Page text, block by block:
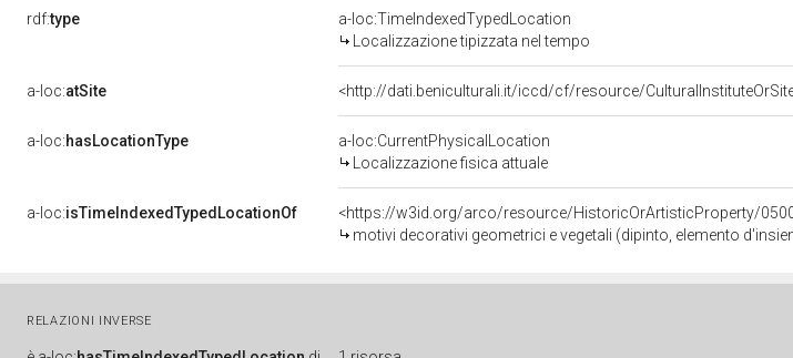
rdf:type
a-loc:TimeIndexedTypedLocation
Localizzazione tipizzata nel tempo
a-loc:atSite <http://dati.beniculturali.it/iccd/cf/resource/
a-loc:hasLocationType
a-loc:CurrentPhysicalLocation
Localizzazione fisica attuale
a-loc:isTimeIndexedTypedLocationOf
<https://w3id.org/arco/resource/HistoricOrArtisticProperty/
motivi decorativi geometrici e vegetali (dipinto, elemento
RELAZIONI INVERSE